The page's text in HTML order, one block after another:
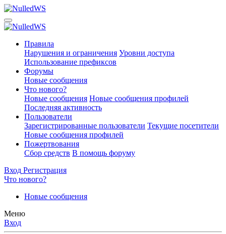
Правила
Нарушения и ограничения Уровни доступа
Использование префиксов
Форумы
Новые сообщения
Что нового?
Новые сообщения Новые сообщения профилей
Последняя активность
Пользователи
Зарегистрированные пользователи Текущие посетители
Новые сообщения профилей
Пожертвования
Сбор средств В помощь форуму
Вход Регистрация
Что нового?
Новые сообщения
Меню
Вход